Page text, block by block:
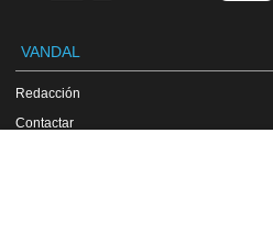
VANDAL
Redacción
Contactar